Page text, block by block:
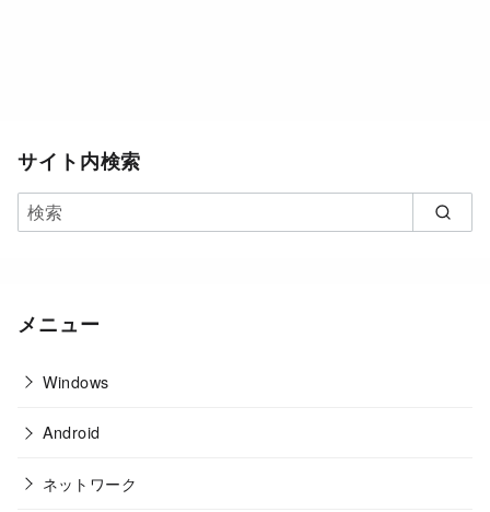
サイト内検索
メニュー
Windows
Android
ネットワーク